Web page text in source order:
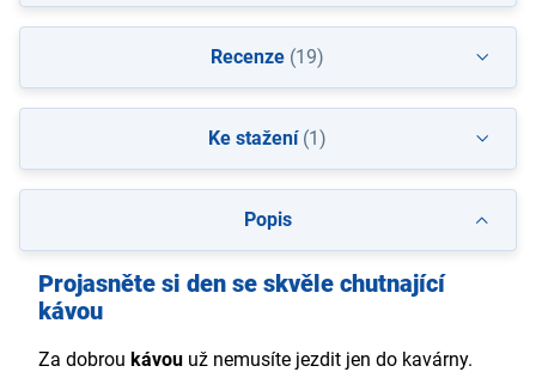
Popis
Projasněte si den se skvěle chutnající
kávou
Za dobrou kávou už nemusíte jezdit jen do kavárny.
Recenze (19)
Ke stažení(1)